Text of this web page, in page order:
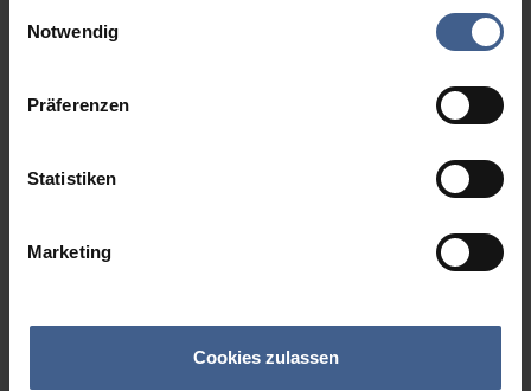
Weitere Informationen finden Sie in unseren
Notwendig
Präferenzen
Statistiken
Marketing
Cookies zulassen